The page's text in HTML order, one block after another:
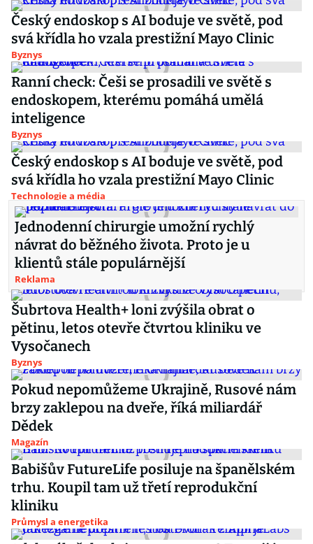
Český endoskop s AI boduje ve světě, pod
svá křídla ho vzala prestižní Mayo Clinic
Byznys
Ranní check: Češi se prosadili ve světě s
endoskopem, kterému pomáhá umělá
inteligence
Byznys
Český endoskop s AI boduje ve světě, pod
svá křídla ho vzala prestižní Mayo Clinic
Technologie a média
Jednodenní chirurgie umožní rychlý
návrat do běžného života. Proto je u
klientů stále populárnější
Reklama
Šubrtova Health+ loni zvýšila obrat o
pětinu, letos otevře čtvrtou kliniku ve
Vysočanech
Byznys
Pokud nepomůžeme Ukrajině, Rusové nám
brzy zaklepou na dveře, říká miliardář
Dědek
Magazín
Babišův FutureLife posiluje na španělském
trhu. Koupil tam už třetí reprodukční
kliniku
Průmysl a energetika